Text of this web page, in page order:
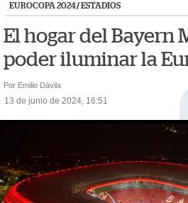
EUROCOPA 2024/ ESTADIOS
El hogar del Bayern
poder iluminar la
Por Emilio Dávila
13 de junio de 2024, 16:51